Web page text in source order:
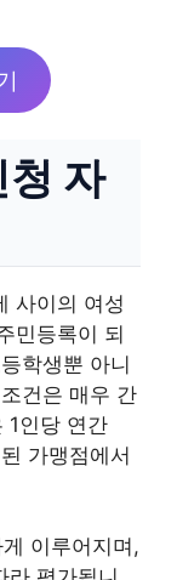
자
사이의 여성
민등록이 되
학생뿐 아니
건은 매우 간
1인당 연간
가맹점에서
이루어지며,